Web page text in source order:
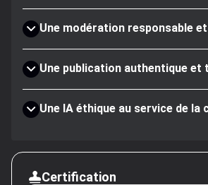
Une modération responsable
Une publication authentique et
Une IA éthique au service de la
Certification